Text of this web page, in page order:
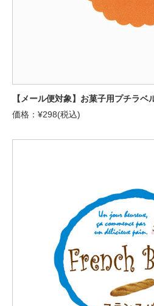
【メール便対象】お菓子用プチラ
価格：¥298(税込)